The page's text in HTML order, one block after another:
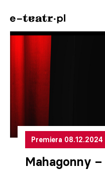
Premiera 08.12.2024
Mahagonny